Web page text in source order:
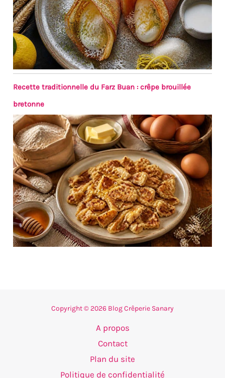
Recette traditionnelle du Farz Buan : crêpe brouillée
bretonne
Copyright © 2026 Blog Crêperie Sanary
A propos
Contact
Plan du site
Politique de confidentialité